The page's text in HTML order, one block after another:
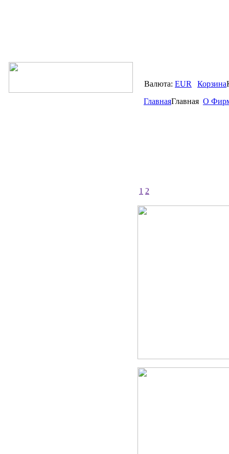
Валюта: EUR Корзина
ГлавнаяГлавная О
1 2